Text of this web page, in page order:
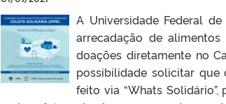
A Universidade Federal
arrecadação de
doações diretamente no
possibilidade solicitar que
feito via “Whats